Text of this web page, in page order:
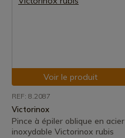
Voir le produit
REF: 8.2087
Victorinox
Pince à épiler oblique en acier
inoxydable Victorinox rubis